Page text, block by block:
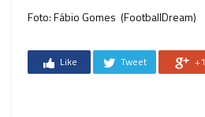
Foto: Fábio Gomes (FootballDream)
Like Tweet +1